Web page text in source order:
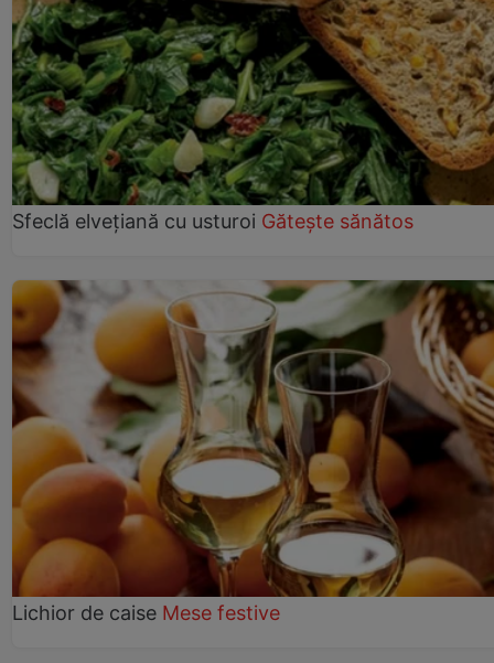
Sfeclă elvețiană cu usturoi Gătește sănătos
Lichior de caise Mese festive